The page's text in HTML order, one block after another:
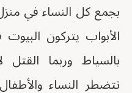
بجمع كل النساء في
الأبواب يتركون
بالسياط وربما القتل
تتضطر النساء